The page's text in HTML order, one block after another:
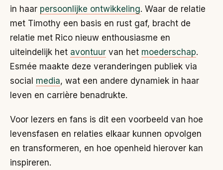
in haar persoonlijke ontwikkeling. Waar de relatie
met Timothy een basis en rust gaf, bracht de
relatie met Rico nieuw enthousiasme en
uiteindelijk het avontuur van het moederschap.
Esmée maakte deze veranderingen publiek via
social media, wat een andere dynamiek in haar
leven en carrière benadrukte.
Voor lezers en fans is dit een voorbeeld van hoe
levensfasen en relaties elkaar kunnen opvolgen
en transformeren, en hoe openheid hierover kan
inspireren.